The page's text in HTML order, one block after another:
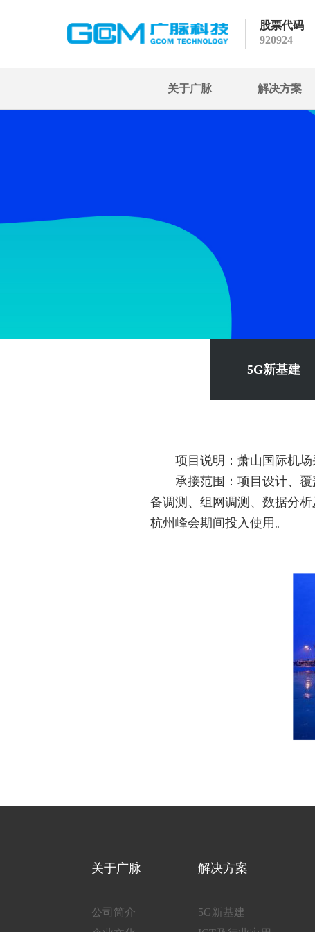
股票代码
920924
关于广脉 解决方案
5G新基建
项目说明：萧山国际机场
承接范围：项目设计、
备调测、组网调测、数据分
杭州峰会期间投入使用。
关于广脉
公司简介
解决方案
5G新基建